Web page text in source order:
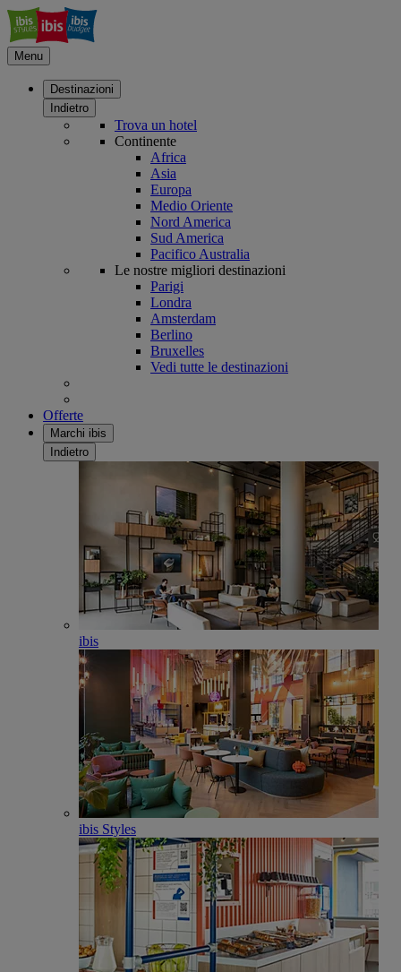
Menu
Destinazioni
Indietro
Trova un hotel
Continente
Africa
Asia
Europa
Medio Oriente
Nord America
Sud America
Pacifico Australia
Le nostre migliori destinazioni
Parigi
Londra
Amsterdam
Berlino
Bruxelles
Vedi tutte le destinazioni
Offerte
Marchi ibis
Indietro
ibis
ibis Styles